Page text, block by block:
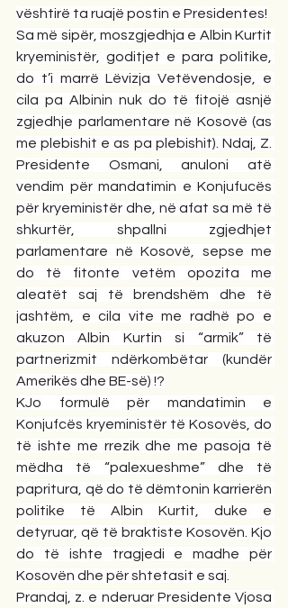
vështirë ta ruajë postin e Presidentes!
Sa më sipër, moszgjedhja e Albin Kurtit
kryeministër, goditjet e para politike,
do t’i marrë Lëvizja Vetëvendosje, e
cila pa Albinin nuk do të fitojë asnjë
zgjedhje parlamentare në Kosovë (as
me plebishit e as pa plebishit). Ndaj, Z.
Presidente Osmani, anuloni atë
vendim për mandatimin e Konjufucës
për kryeministër dhe, në afat sa më të
shkurtër, shpallni zgjedhjet
parlamentare në Kosovë, sepse me
do të fitonte vetëm opozita me
aleatët saj të brendshëm dhe të
jashtëm, e cila vite me radhë po e
akuzon Albin Kurtin si “armik” të
partnerizmit ndërkombëtar (kundër
Amerikës dhe BE-së) !?
KJo formulë për mandatimin e
Konjufcës kryeministër të Kosovës, do
të ishte me rrezik dhe me pasoja të
mëdha të “palexueshme” dhe të
papritura, që do të dëmtonin karrierën
politike të Albin Kurtit, duke e
detyruar, që të braktiste Kosovën. Kjo
do të ishte tragjedi e madhe për
Kosovën dhe për shtetasit e saj.
Prandaj, z. e nderuar Presidente Vjosa